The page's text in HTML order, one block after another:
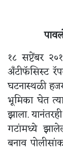
१८ सप्टेंबर
अँटीफॅसिस्ट
घटनास्थळी
भूमिका घेत
झाला.
गटांमध्ये
बनाव